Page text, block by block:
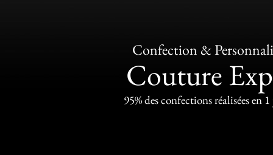
Confection &
Couture
95% des confections réalisées en